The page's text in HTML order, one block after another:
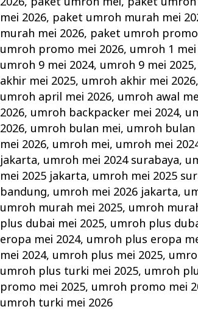
mei 2026, paket umroh murah mei
murah mei 2026, paket umroh
umroh promo mei 2026, umroh 1 mei
umroh 9 mei 2024, umroh 9 mei 2025,
akhir mei 2025, umroh akhir mei 2026,
umroh april mei 2026, umroh awal
2026, umroh backpacker mei 2024,
2026, umroh bulan mei, umroh bulan
mei 2026, umroh mei, umroh mei
jakarta, umroh mei 2024 surabaya,
mei 2025 jakarta, umroh mei 2025
bandung, umroh mei 2026 jakarta,
umroh murah mei 2025, umroh
plus dubai mei 2025, umroh plus
eropa mei 2024, umroh plus eropa
mei 2024, umroh plus mei 2025,
umroh plus turki mei 2025, umroh
promo mei 2025, umroh promo mei
umroh turki mei 2026